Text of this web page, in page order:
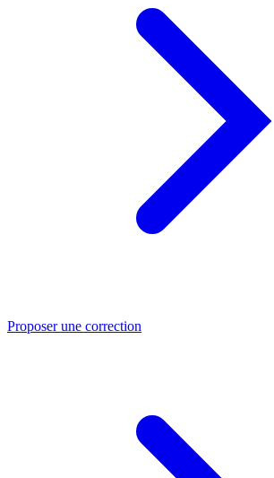
Proposer une correction